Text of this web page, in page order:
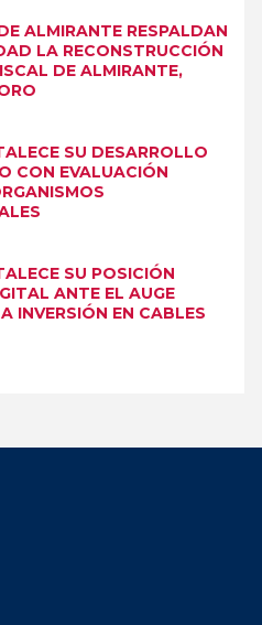
ALMIRANTE RESPALDAN
LA RECONSTRUCCIÓN
DE ALMIRANTE,
SU DESARROLLO
CON EVALUACIÓN
SU POSICIÓN
ANTE EL AUGE
INVERSIÓN EN CABLES